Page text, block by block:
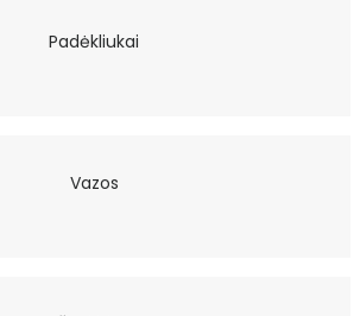
Padėkliukai
Vazos